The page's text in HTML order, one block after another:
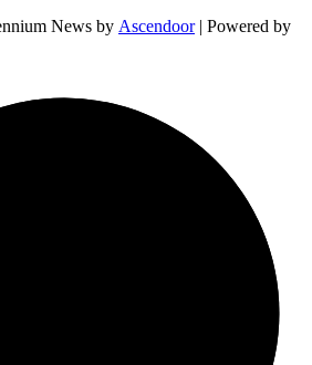
News by Ascendoor| Powered by